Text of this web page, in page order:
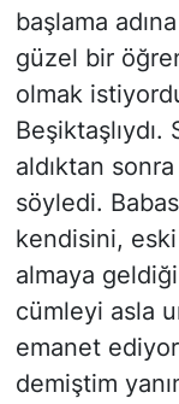
başlama
güzel bir
olmak
aldıktan
söyledi.
kendisini,
almaya
cümleyi asla
emanet
demiştim